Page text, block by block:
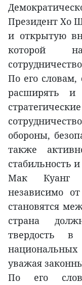
Президент Хо
и открытую
которой
По его словам,
расширять и
обороны,
также
стабильность
Мак Куанг
независимо
становятся
страна
твердость
уважая
По его